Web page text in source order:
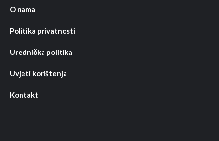
O nama
Politika privatnosti
Urednička politika
Uvjeti korištenja
Kontakt